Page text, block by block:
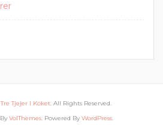
Tre Tjejer I Köket. All Rights Reserved.
VolThemes. Powered By WordPress.